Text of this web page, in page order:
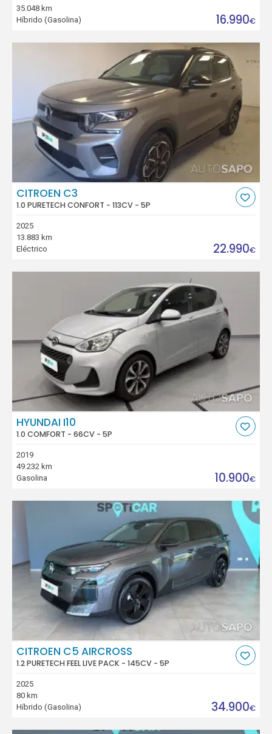
35.048 km
Híbrido (Gasolina)
16.990€
CITROEN C3
1.0 PURETECH CONFORT - 113CV - 5P
2025
13.883 km
Eléctrico
22.990€
HYUNDAI I10
1.0 COMFORT - 66CV - 5P
2019
49.232 km
Gasolina
10.900€
CITROEN C5 AIRCROSS
1.2 PURETECH FEEL LIVE PACK - 145CV - 5P
2025
80 km
Híbrido (Gasolina)
34.900€